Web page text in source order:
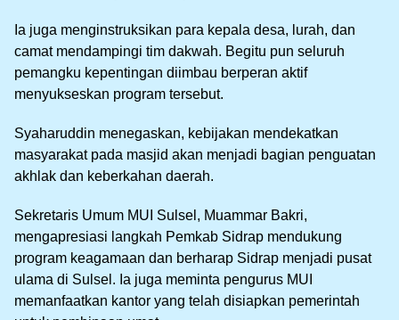
Ia juga menginstruksikan para kepala desa, lurah, dan
camat mendampingi tim dakwah. Begitu pun seluruh
pemangku kepentingan diimbau berperan aktif
menyukseskan program tersebut.
Syaharuddin menegaskan, kebijakan mendekatkan
masyarakat pada masjid akan menjadi bagian penguatan
akhlak dan keberkahan daerah.
Sekretaris Umum MUI Sulsel, Muammar Bakri,
mengapresiasi langkah Pemkab Sidrap mendukung
program keagamaan dan berharap Sidrap menjadi pusat
ulama di Sulsel. Ia juga meminta pengurus MUI
memanfaatkan kantor yang telah disiapkan pemerintah